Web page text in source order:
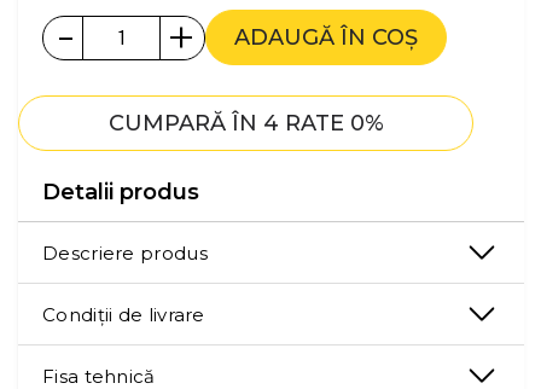
- + ADAUGĂ ÎN COȘ
CUMPARĂ ÎN 4 RATE 0%
Detalii produs
Descriere produs
Condiții de livrare
Fisa tehnică